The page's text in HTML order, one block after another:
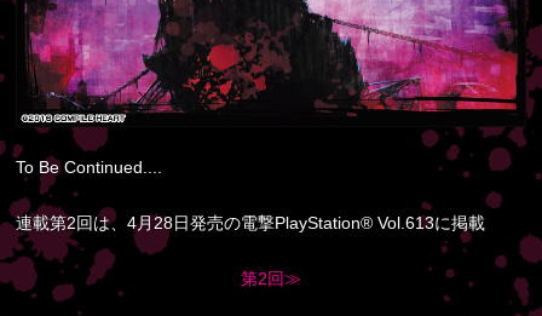
To Be Continued....
連載第2回は、4月28日発売の電撃PlayStation® Vol.613に掲載
第2回≫